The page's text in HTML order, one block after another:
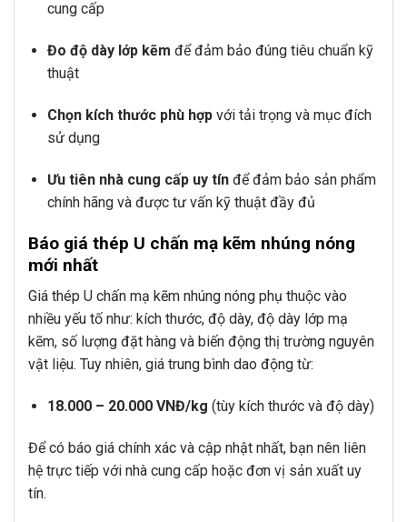
cung cấp
Đo độ dày lớp kẽm để đảm bảo đúng tiêu chuẩn kỹ
thuật
Chọn kích thước phù hợpvới tải trọng và mục đích
sử dụng
Ưu tiên nhà cung cấp uy tínđể đảm bảo sản phẩm
chính hãng và được tư vấn kỹ thuật đầy đủ
Báo giá thép U chấn mạ kẽm nhúng nóng
mới nhất
Giá thép U chấn mạ kẽm nhúng nóng phụ thuộc vào
nhiều yếu tố như: kích thước, độ dày, độ dày lớp mạ
kẽm, số lượng đặt hàng và biến động thị trường nguyên
vật liệu. Tuy nhiên, giá trung bình dao động từ:
18.000 – 20.000 VNĐ/kg (tùy kích thước và độ dày)
Để có báo giá chính xác và cập nhật nhất, bạn nên liên
hệ trực tiếp với nhà cung cấp hoặc đơn vị sản xuất uy
tín.